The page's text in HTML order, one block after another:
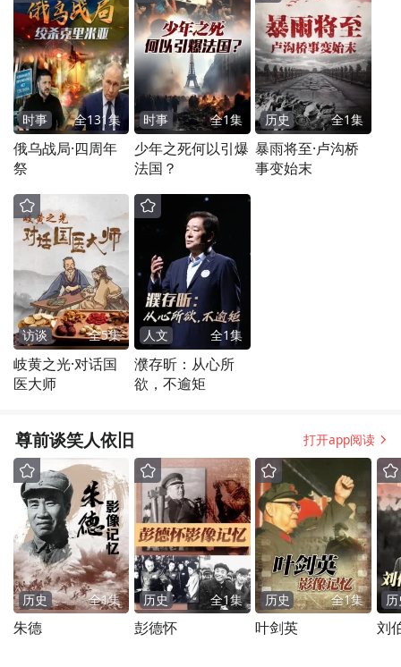
时事 全131集
俄乌战局·四周年
祭
时事 全1集
少年之死何以引爆
法国？
历史 全1集
暴雨将至·卢沟桥
事变始末
访谈 全5集
岐黄之光·对话国
医大师
人文 全1集
濮存昕：从心所
欲，不逾矩
尊前谈笑人依旧 打开app阅读
历史 全1集
朱德
历史 全1集
彭德怀
历史 全1集
叶剑英 刘